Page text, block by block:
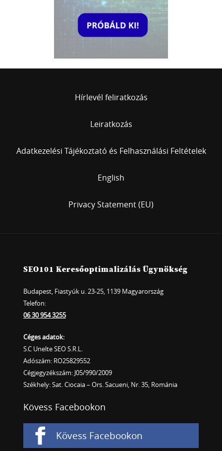
Hírlevél feliratkozás
Leiratkozás
Adatkezelési Tájékoztató és Felhasználási Feltételek
English
Privacy Statement (EU)
SEO101 Keresőoptimalizálás Ügynökség
Budapest, Fiastyúk u. 23-25, 1139 Magyarország
Telefon:
06 30 954 3255
Céges adatok:
S.C Unelte SEO S.R.L.
Adószám: RO25829552
Cégjegyzékszám: J05/990/2009
Székhely: Sat. Ciocaia – Ors. Sacueni, Nr. 35, Románia
Kövess Facebookon
Kövess Facebookon